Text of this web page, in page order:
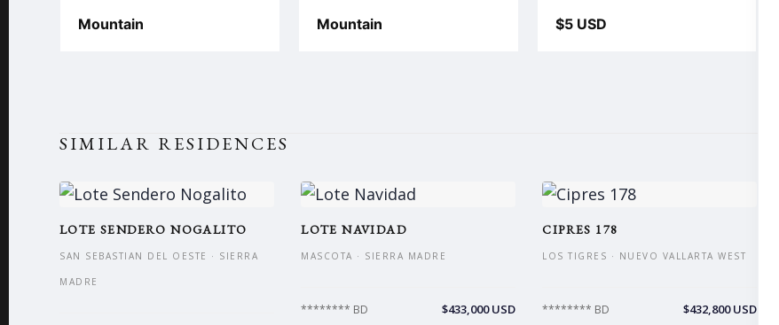
Mountain Mountain $5 USD
SIMILAR RESIDENCES
LOTE SENDERO NOGALITO
SAN SEBASTIAN DEL OESTE · SIERRA
MADRE
LOTE NAVIDAD
MASCOTA · SIERRA MADRE
******** BD $433,000 USD
CIPRES 178
LOS TIGRES · NUEVO VALLARTA WEST
******** BD $432,800 USD